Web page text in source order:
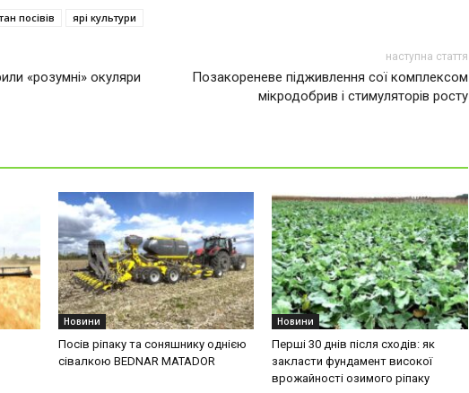
посівів ярі культури
«розумні» окуляри
наступна стаття
Позакореневе підживлення сої комплексом
мікродобрив і стимуляторів росту
Новини
Посів ріпаку та соняшнику однією
сівалкою BEDNAR MATADOR
Новини
Перші 30 днів після сходів: як
закласти фундамент високої
врожайності озимого ріпаку